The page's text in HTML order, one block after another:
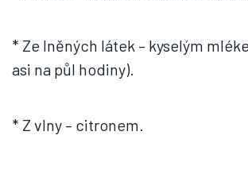
* Ze lněných látek – kyselým
asi na půl hodiny).
* Z vlny – citronem.